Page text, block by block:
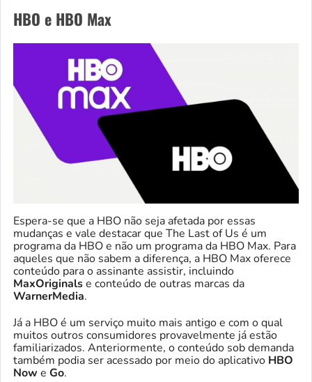
HBO e HBO Max
Espera-se que a HBO não seja afetada por essas
mudanças e vale destacar que The Last of Us é um
programa da HBO e não um programa da HBO Max. Para
aqueles que não sabem a diferença, a HBO Max oferece
conteúdo para o assinante assistir, incluindo
MaxOriginalse conteúdo de outras marcas da
WarnerMedia.
Já a HBO é um serviço muito mais antigo e com o qual
muitos outros consumidores provavelmente já estão
familiarizados. Anteriormente, o conteúdo sob demanda
também podia ser acessado por meio do aplicativo HBO
Now e Go.